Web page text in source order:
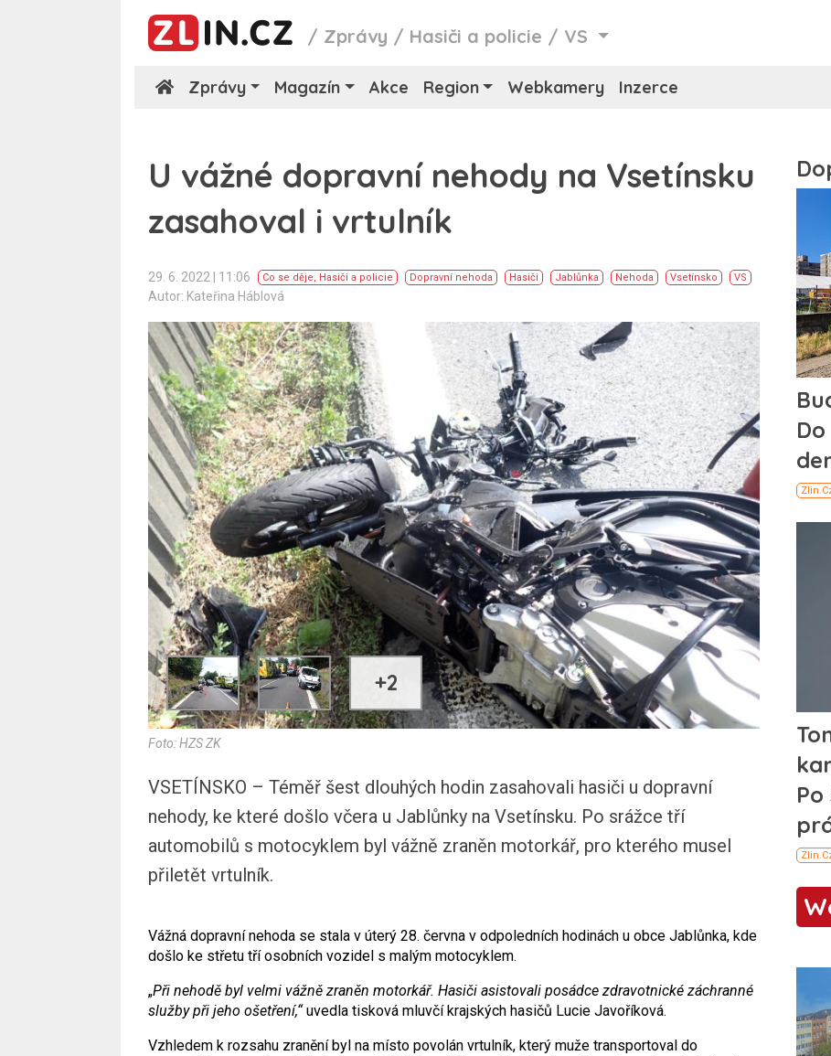
/ Zprávy / Hasiči a policie / VS
Zprávy Magazín Akce Region Webkamery Inzerce
U vážné dopravní nehody na Vsetínsku
zasahoval i vrtulník
29. 6. 2022 | 11:06 Co se děje, Hasiči a policie Dopravní nehoda Hasiči Jablůnka Nehoda Vsetínsko VS
Autor: Kateřina Háblová
+2
Foto: HZS ZK
VSETÍNSKO – Téměř šest dlouhých hodin zasahovali hasiči u dopravní
nehody, ke které došlo včera u Jablůnky na Vsetínsku. Po srážce tří
automobilů s motocyklem byl vážně zraněn motorkář, pro kterého musel
přiletět vrtulník.
Vážná dopravní nehoda se stala v úterý 28. června v odpoledních hodinách u obce Jablůnka, kde
došlo ke střetu tří osobních vozidel s malým motocyklem.
„Při nehodě byl velmi vážně zraněn motorkář. Hasiči asistovali posádce zdravotnické záchranné
služby při jeho ošetření,“uvedla tisková mluvčí krajských hasičů Lucie Javoříková.
Vzhledem k rozsahu zranění byl na místo povolán vrtulník, který muže transportoval do